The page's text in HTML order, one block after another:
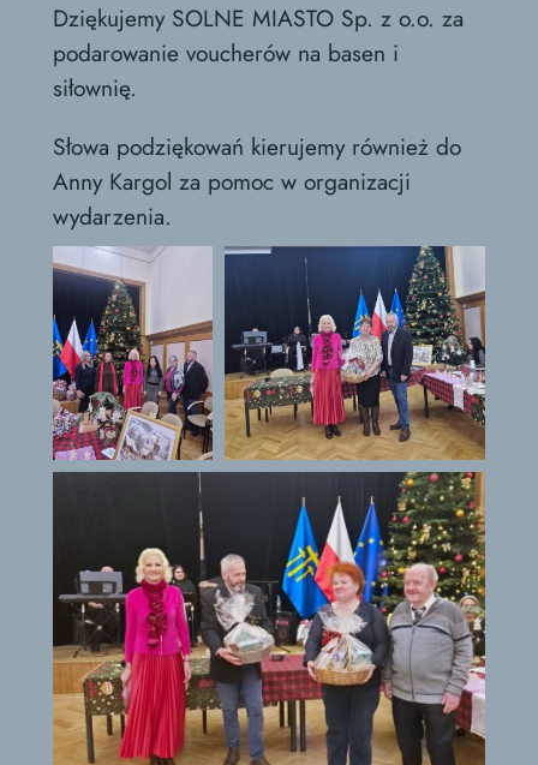
Dziękujemy SOLNE MIASTO Sp. z o.o. za
podarowanie voucherów na basen i
siłownię.
Słowa podziękowań kierujemy również do
Anny Kargol za pomoc w organizacji
wydarzenia.